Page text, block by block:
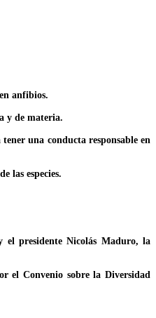
anfibios.
y de materia.
una conducta responsable en
las especies.
presidente Nicolás Maduro, la
el Convenio sobre la Diversidad